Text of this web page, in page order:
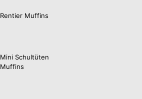
Rentier Muffins
Mini Schultüten
Muffins